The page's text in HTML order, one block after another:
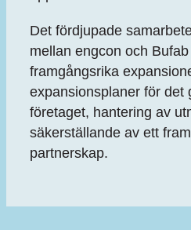
Det fördjupade
mellan engcon och
framgångsrika
expansionsplaner för det
företaget, hantering av
säkerställande av ett
partnerskap.